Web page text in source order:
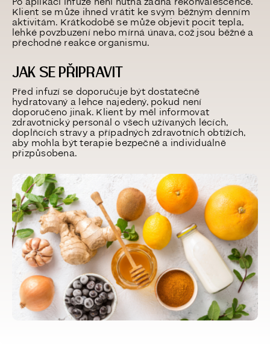
Klient se může ihned vrátit ke svým běžným denním
aktivitám. Krátkodobě se může objevit pocit tepla,
lehké povzbuzení nebo mírná únava, což jsou běžné a
přechodné reakce organismu.
JAK SE PŘIPRAVIT
Před infuzí se doporučuje být dostatečně
hydratovaný a lehce najedený, pokud není
doporučeno jinak. Klient by měl informovat
zdravotnický personál o všech užívaných lécích,
doplňcích stravy a případných zdravotních obtížích,
aby mohla být terapie bezpečně a individuálně
přizpůsobena.